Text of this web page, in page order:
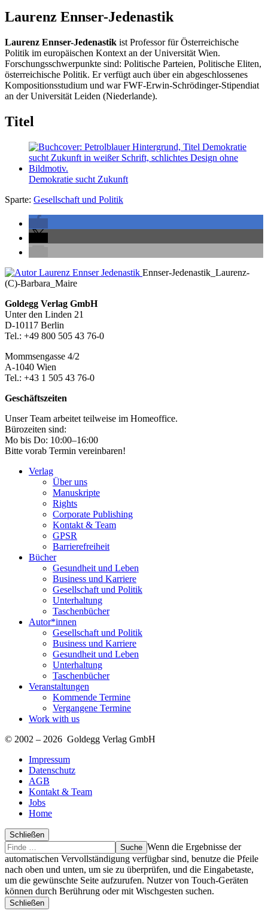
Laurenz Ennser-Jedenastik
Laurenz Ennser-Jedenastik ist Professor für Österreichische
Politik im europäischen Kontext an der Universität Wien.
Forschungsschwerpunkte sind: Politische Parteien, Politische Eliten,
österreichische Politik. Er verfügt auch über ein abgeschlossenes
Kompositionsstudium und war FWF-Erwin-Schrödinger-Stipendiat
an der Universität Leiden (Niederlande).
Titel
Demokratie sucht Zukunft
Sparte: Gesellschaft und Politik
Seitenleiste
Ennser-Jedenastik_Laurenz-
(C)-Barbara_Maire
Footer-
Section
Goldegg Verlag GmbH
Unter den Linden 21
D-10117 Berlin
Tel.: +49 800 505 43 76-0
Mommsengasse 4/2
A-1040 Wien
Tel.: +43 1 505 43 76-0
Geschäftszeiten
Unser Team arbeitet teilweise im Homeoffice.
Bürozeiten sind:
Mo bis Do: 10:00–16:00
Bitte vorab Termin vereinbaren!
Verlag
Über uns
Manuskripte
Rights
Corporate Publishing
Kontakt & Team
GPSR
Barrierefreiheit
Bücher
Gesundheit und Leben
Business und Karriere
Gesellschaft und Politik
Unterhaltung
Taschenbücher
Autor*innen
Gesellschaft und Politik
Business und Karriere
Gesundheit und Leben
Unterhaltung
Taschenbücher
Veranstaltungen
Kommende Termine
Vergangene Termine
Work with us
© 2002 – 2026 Goldegg Verlag GmbH
Impressum
Datenschutz
AGB
Kontakt & Team
Jobs
Home
Schließen
Suche
Finde
…
Wenn die Ergebnisse der
automatischen Vervollständigung verfügbar sind, benutze die Pfeile
nach oben und unten, um sie zu überprüfen, und die Eingabetaste,
um die gewünschte Seite aufzurufen. Nutzer von Touch-Geräten
können durch Berührung oder mit Wischgesten suchen.
Schließen